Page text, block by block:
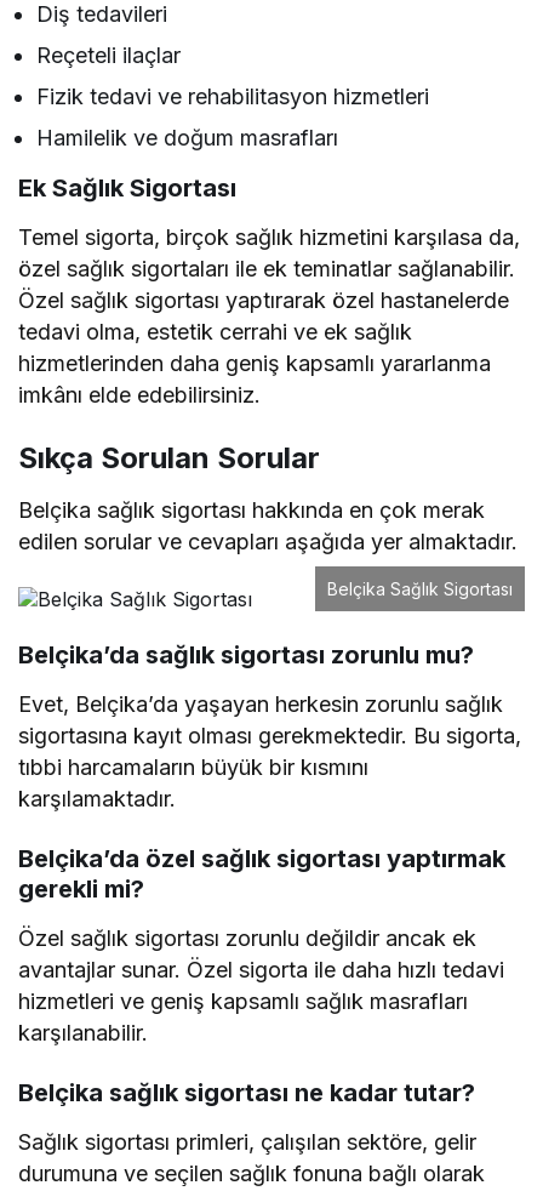
Diş tedavileri
Reçeteli ilaçlar
Fizik tedavi ve rehabilitasyon hizmetleri
Hamilelik ve doğum masrafları
Ek Sağlık Sigortası
Temel sigorta, birçok sağlık hizmetini karşılasa da,
özel sağlık sigortaları ile ek teminatlar sağlanabilir.
Özel sağlık sigortası yaptırarak özel hastanelerde
tedavi olma, estetik cerrahi ve ek sağlık
hizmetlerinden daha geniş kapsamlı yararlanma
imkânı elde edebilirsiniz.
Sıkça Sorulan Sorular
Belçika sağlık sigortası hakkında en çok merak
edilen sorular ve cevapları aşağıda yer almaktadır.
Belçika Sağlık Sigortası
Belçika’da sağlık sigortası zorunlu mu?
Evet, Belçika’da yaşayan herkesin zorunlu sağlık
sigortasına kayıt olması gerekmektedir. Bu sigorta,
tıbbi harcamaların büyük bir kısmını
karşılamaktadır.
Belçika’da özel sağlık sigortası yaptırmak
gerekli mi?
Özel sağlık sigortası zorunlu değildir ancak ek
avantajlar sunar. Özel sigorta ile daha hızlı tedavi
hizmetleri ve geniş kapsamlı sağlık masrafları
karşılanabilir.
Belçika sağlık sigortası ne kadar tutar?
Sağlık sigortası primleri, çalışılan sektöre, gelir
durumuna ve seçilen sağlık fonuna bağlı olarak